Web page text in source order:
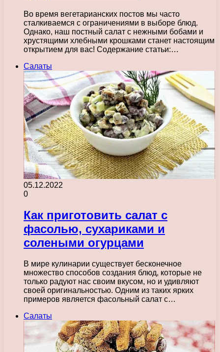
Во время вегетарианских постов мы часто
сталкиваемся с ограничениями в выборе блюд.
Однако, наш постный салат с нежными бобами и
хрустящими хлебными крошками станет настоящим
открытием для вас! Содержание статьи:…
Салаты
05.12.2022
0
Как приготовить салат с
фасолью, сухариками и
солеными огурцами
В мире кулинарии существует бесконечное
множество способов создания блюд, которые не
только радуют нас своим вкусом, но и удивляют
своей оригинальностью. Одним из таких ярких
примеров является фасольный салат с…
Салаты